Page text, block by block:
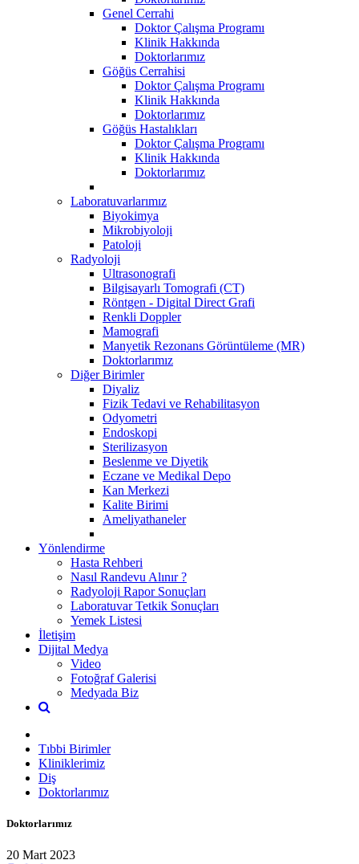
Genel Cerrahi
Doktor Çalışma Programı
Klinik Hakkında
Doktorlarımız
Göğüs Cerrahisi
Doktor Çalışma Programı
Klinik Hakkında
Doktorlarımız
Göğüs Hastalıkları
Doktor Çalışma Programı
Klinik Hakkında
Doktorlarımız
Laboratuvarlarımız
Biyokimya
Mikrobiyoloji
Patoloji
Radyoloji
Ultrasonografi
Bilgisayarlı Tomografi (CT)
Röntgen - Digital Direct Grafi
Renkli Doppler
Mamografi
Manyetik Rezonans Görüntüleme (MR)
Doktorlarımız
Diğer Birimler
Diyaliz
Fizik Tedavi ve Rehabilitasyon
Odyometri
Endoskopi
Sterilizasyon
Beslenme ve Diyetik
Eczane ve Medikal Depo
Kan Merkezi
Kalite Birimi
Ameliyathaneler
Yönlendirme
Hasta Rehberi
Nasıl Randevu Alınır ?
Radyoloji Rapor Sonuçları
Laboratuvar Tetkik Sonuçları
Yemek Listesi
İletişim
Dijital Medya
Video
Fotoğraf Galerisi
Medyada Biz
Tıbbi Birimler
Kliniklerimiz
Diş
Doktorlarımız
Doktorlarımız
20 Mart 2023